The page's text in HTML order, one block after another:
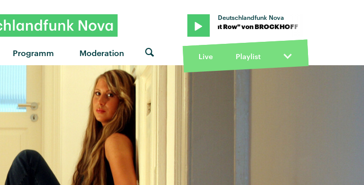
Programm Moderation
Deutschlandfunk Nova
"Front Row" von BROCKHOFF · "Front Row" von BROCKHOFF · "Front Row" von BROCKHOFF
Live Playlist